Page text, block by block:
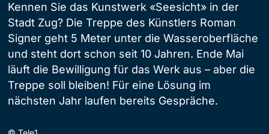
Kennen Sie das Kunstwerk «Seesicht» in der
Stadt Zug? Die Treppe des Künstlers Roman
Signer geht 5 Meter unter die Wasseroberfläche
und steht dort schon seit 10 Jahren. Ende Mai
läuft die Bewilligung für das Werk aus – aber die
Treppe soll bleiben! Für eine Lösung im
nächsten Jahr laufen bereits Gespräche.